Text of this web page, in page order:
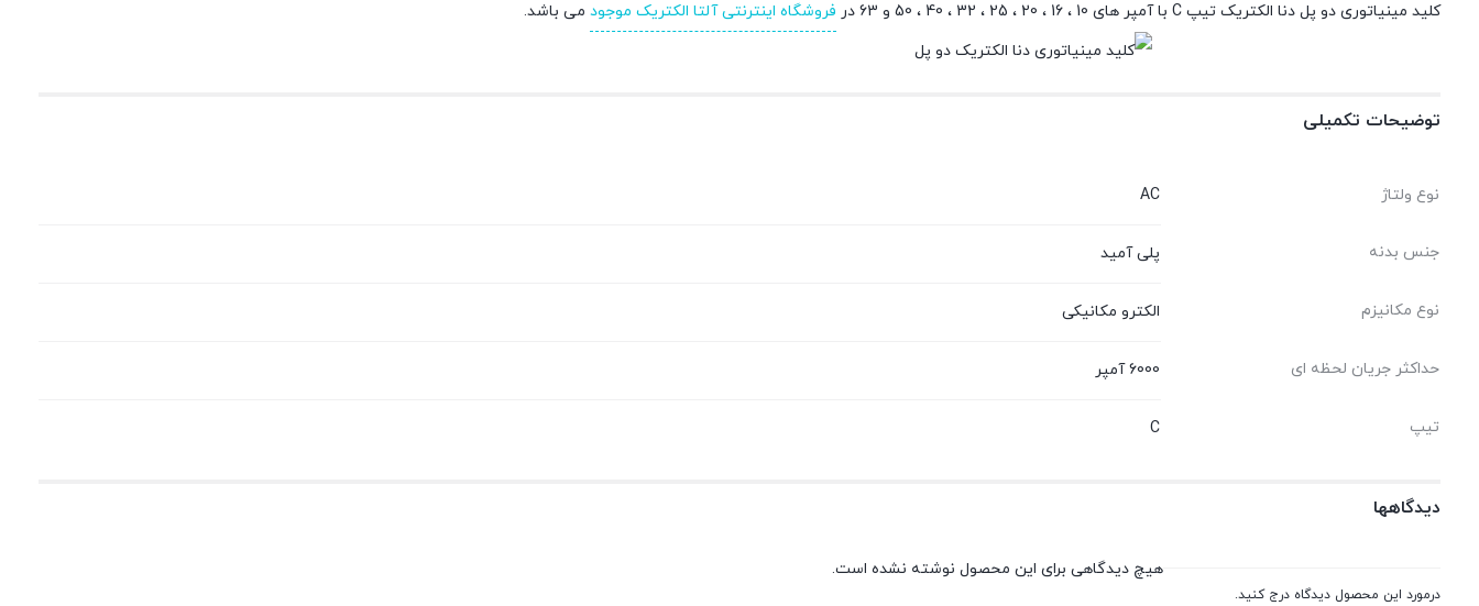
کلید مینیاتوری دو پل دنا الکتریک تیپ C با آمپر های 10 ، 16 ، 20 ، 25 ، 32 ، 40 ، 50 و 63 در
فروشگاه اینترنتی آلتا الکتریک موجود می باشد.
توضیحات تکمیلی
نوع ولتاژ AC
جنس بدنه پلی آمید
نوع مکانیزم الکترو مکانیکی
حداکثر جریان لحظه ای 6000 آمپر
تیپ C
دیدگاهها
درمورد این محصول دیدگاه درج کنید.
هیچ دیدگاهی برای این محصول نوشته نشده است.